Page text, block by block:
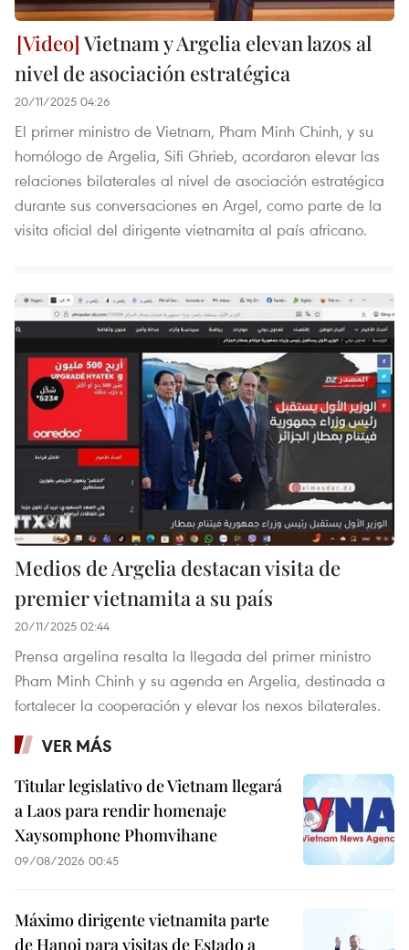
Vietnam y Argelia elevan lazos al
nivel de asociación estratégica
20/11/2025 04:26
El primer ministro de Vietnam, Pham Minh Chinh, y su
homólogo de Argelia, Sifi Ghrieb, acordaron elevar las
relaciones bilaterales al nivel de asociación estratégica
durante sus conversaciones en Argel, como parte de la
visita oficial del dirigente vietnamita al país africano.
Medios de Argelia destacan visita de
premier vietnamita a su país
20/11/2025 02:44
Prensa argelina resalta la llegada del primer ministro
Pham Minh Chinh y su agenda en Argelia, destinada a
fortalecer la cooperación y elevar los nexos bilaterales.
VER MÁS
Titular legislativo de Vietnam llegará
a Laos para rendir homenaje
Xaysomphone Phomvihane
09/08/2026 00:45
Máximo dirigente vietnamita parte
de Hanoi para visitas de Estado a